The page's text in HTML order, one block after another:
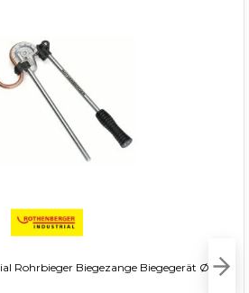
Rohrbieger Biegezange Biegegerät Ø 16